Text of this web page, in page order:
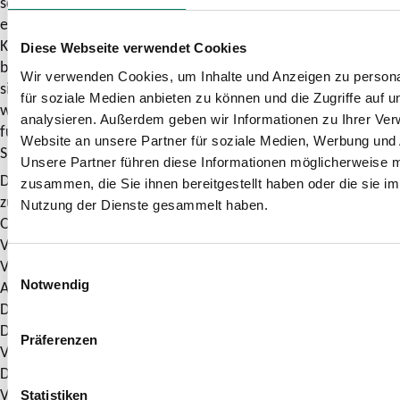
Diese Webseite verwendet Cookies
Wir verwenden Cookies, um Inhalte und Anzeigen zu
für soziale Medien anbieten zu können und die Zugriffe auf
analysieren. Außerdem geben wir Informationen zu Ihrer
Website an unsere Partner für soziale Medien, Werbung
Unsere Partner führen diese Informationen möglicherweise
zusammen, die Sie ihnen bereitgestellt haben oder die sie
Nutzung der Dienste gesammelt haben.
Einwilligungsauswahl
Notwendig
Präferenzen
Statistiken
erhoben. Die Erhebung, Verarbeitung und Nutzung der
Kundendaten erfolgen nur, soweit diese für die Bearbeitung
bzw. Beantwortung der Anfrage/Beschwerde erforderlich
sind. Die von Dir zur Verfügung gestellten Informationen
werden darüber hinaus genutzt, um repräsentative und
fundierte Aussagen zur Qualitäts- und Problementwicklung im
SPNV und ÖPNV treffen zu können.
Dein Einverständnis vorausgesetzt, leiten wir Deine Anfrage
zur Beantwortung gegebenenfalls an die zuständigen
Organisationen (z. B. SPNV-/ÖPNV-Aufgabenträger,
Verkehrsunternehmen, Eisenbahninfrastrukturunternehmen,
Verkehrsverbünde) weiter. Sollte das Ergebnis im
Ausnahmefall nicht zu Deiner Zufriedenheit ausfallen, kannst
Du Dich an die „Schlichtungsstelle Nahverkehr“ wenden.
Diese ist eine unabhängige Einrichtung der
Verbraucherzentrale Nordrhein-Westfalen, des Verbands
Deutscher Verkehrsunternehmen und von
Verkehrsunternehmen aus NRW. Beachte bitte, dass die